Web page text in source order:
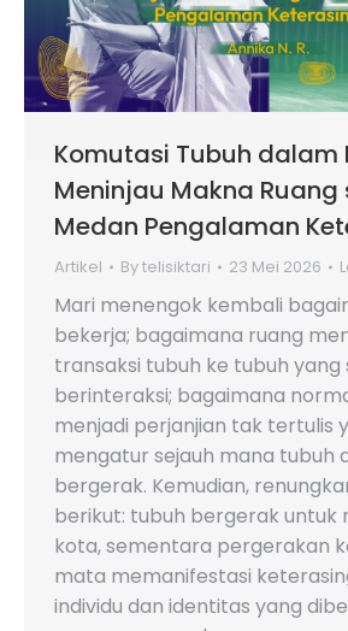
Komutasi Tubuh dalam
Meninjau Makna
Medan Pengalaman
Artikel Bytelisiktari 23 Mei 2026
Mari menengok kembali
bekerja; bagaimana ruang
transaksi tubuh ke tubuh yang
berinteraksi; bagaimana
menjadi perjanjian tak tertulis
mengatur sejauh mana tubuh
bergerak. Kemudian,
berikut: tubuh bergerak untuk
kota, sementara pergerakan
mata memanifestasi
individu dan identitas yang